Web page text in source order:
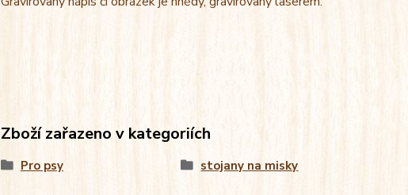
Zboží zařazeno v kategoriích
Pro psy stojany na misky